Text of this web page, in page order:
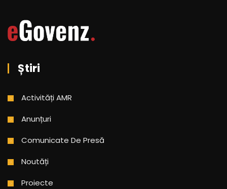
Știri
Activități AMR
Anunțuri
Comunicate De Presă
Noutăți
Proiecte